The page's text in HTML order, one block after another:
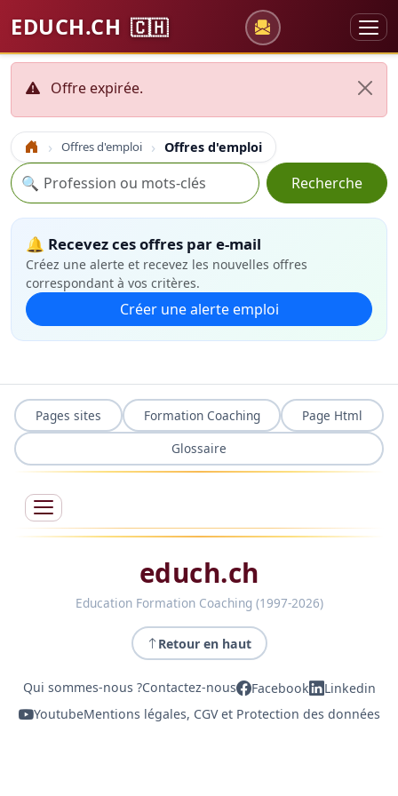
EDUCH.CH 🇨🇭
Offre expirée.
Accueil Offres d'emploi Offres d'emploi
Recherche
🔍 Recherche
🔔 Recevez ces offres par e-mail
Créez une alerte et recevez les nouvelles offres
correspondant à vos critères.
Créer une alerte emploi
Pages sites Formation Coaching
Page Html
Glossaire
educh.ch
Education Formation Coaching (1997-2026)
Retour en haut
Qui sommes-nous ?Contactez-nous Facebook
Linkedin
YoutubeMentions légales, CGV et Protection des données